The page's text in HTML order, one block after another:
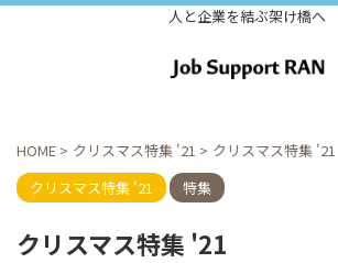
人と企業を結ぶ架け橋へ
HOME > クリスマス特集 '21 > クリスマス特集 '21
クリスマス特集 '21
特集
クリスマス特集 '21